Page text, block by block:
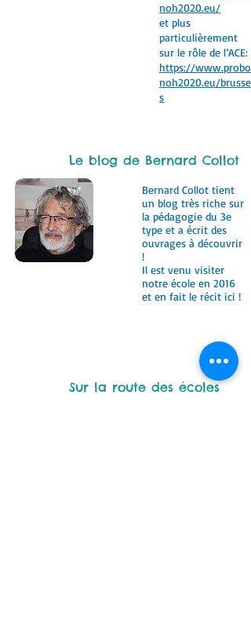
noh2020.eu/
et plus
particulièrement
sur le rôle de l’ACE:
https://www.probo
noh2020.eu/brussel
s
Le blog de Bernard Collot
Bernard Collot tient
un blog très riche sur
la pédagogie du 3e
type et a écrit des
ouvrages à découvrir
!
Il est venu visiter
notre école en 2016
et en fait le récit ici !
Sur la route des écoles